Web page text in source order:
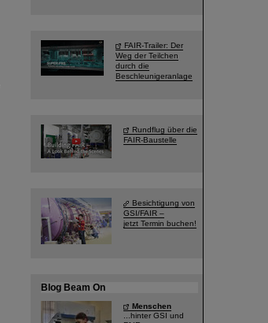
FAIR-Trailer: Der
Weg der Teilchen
durch die
Beschleunigeranlage
Rundflug über die
FAIR-Baustelle
Besichtigung von
GSI/FAIR –
jetzt Termin buchen!
Blog Beam On
Menschen
...hinter GSI und